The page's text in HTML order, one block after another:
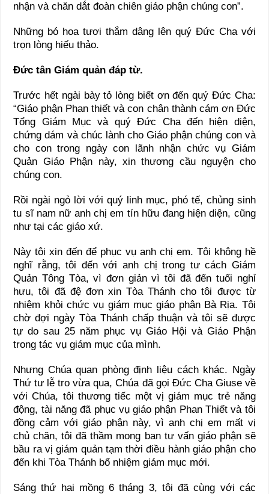
nhận và chăn dắt đoàn chiên giáo phận chúng con”.
Những bó hoa tươi thắm dâng lên quý Đức Cha với
trọn lòng hiếu thảo.
Đức tân Giám quản đáp từ.
Trước hết ngài bày tỏ lòng biết ơn đến quý Đức Cha:
“Giáo phận Phan thiết và con chân thành cám ơn Đức
Tổng Giám Mục và quý Đức Cha đến hiện diện,
chứng dám và chúc lành cho Giáo phận chúng con và
cho con trong ngày con lãnh nhận chức vụ Giám
Quản Giáo Phận này, xin thương cầu nguyện cho
chúng con.
Rồi ngài ngỏ lời với quý linh mục, phó tế, chủng sinh
tu sĩ nam nữ anh chị em tín hữu đang hiện diện, cũng
như tại các giáo xứ.
Này tôi xin đến để phục vụ anh chị em. Tôi không hề
nghĩ rằng, tôi đến với anh chị trong tư cách Giám
Quản Tông Tòa, vì đơn giản vì tôi đã đến tuổi nghỉ
hưu, tôi đã đệ đơn xin Tòa Thánh cho tôi được từ
nhiệm khỏi chức vụ giám mục giáo phận Bà Rịa. Tôi
chờ đợi ngày Tòa Thánh chấp thuận và tôi sẽ được
tự do sau 25 năm phục vụ Giáo Hội và Giáo Phận
trong tác vụ giám mục của mình.
Nhưng Chúa quan phòng định liệu cách khác. Ngày
Thứ tư lễ tro vừa qua, Chúa đã gọi Đức Cha Giuse về
với Chúa, tôi thương tiếc một vị giám mục trẻ năng
động, tài năng đã phục vụ giáo phận Phan Thiết và tôi
đồng cảm với giáo phận này, vì anh chị em mất vị
chủ chăn, tôi đã thầm mong ban tư vấn giáo phận sẽ
bầu ra vị giám quản tạm thời điều hành giáo phận cho
đến khi Tòa Thánh bổ nhiệm giám mục mới.
Sáng thứ hai mồng 6 tháng 3, tôi đã cùng với các